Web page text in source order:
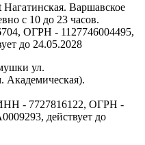
Варшавское
с 10 до 23 часов.
ОГРН - 1127746004495,
до 24.05.2028
ул.
Академическая).
- 7727816122, ОГРН -
действует до